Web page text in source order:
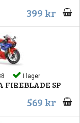
399 kr
I lager
FIREBLADE SP
569 kr